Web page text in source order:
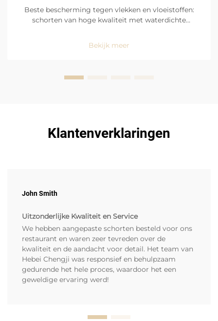
Beste bescherming tegen vlekken en vloeistoffen:
schorten van hoge kwaliteit met waterdichte
vlekken en vloeistoffen, maar ook vanwege het
Bekijk meer
Klantenverklaringen
John Smith
Uitzonderlijke Kwaliteit en Service
We hebben aangepaste schorten besteld voor ons
restaurant en waren zeer tevreden over de
kwaliteit en de aandacht voor detail. Het team van
Hebei Chengji was responsief en behulpzaam
gedurende het hele proces, waardoor het een
geweldige ervaring werd!